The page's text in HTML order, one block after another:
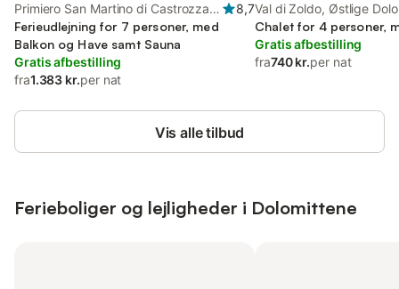
Primiero San Martino di Castrozza,
Fleimstaler Alpen
8,7
Ferieudlejning for 7 personer, med
Balkon og Have samt Sauna
Gratis afbestilling
fra1.383 kr.per nat
Val di Zoldo, Østlige
Chalet for 4 personer,
Gratis afbestilling
fra740 kr.per nat
Vis alle tilbud
Ferieboliger og lejligheder i Dolomittene